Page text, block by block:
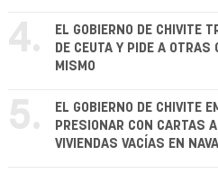
4.
EL GOBIERNO DE CHIVITE
DE CEUTA Y PIDE A OTRAS
MISMO
5.
EL GOBIERNO DE CHIVITE
PRESIONAR CON CARTAS
VIVIENDAS VACÍAS EN